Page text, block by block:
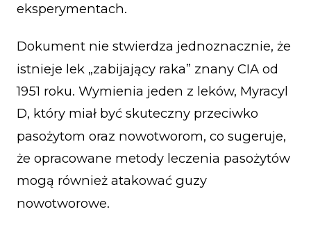
eksperymentach.
Dokument nie stwierdza jednoznacznie, że
istnieje lek „zabijający raka” znany CIA od
1951 roku. Wymienia jeden z leków, Myracyl
D, który miał być skuteczny przeciwko
pasożytom oraz nowotworom, co sugeruje,
że opracowane metody leczenia pasożytów
mogą również atakować guzy
nowotworowe.